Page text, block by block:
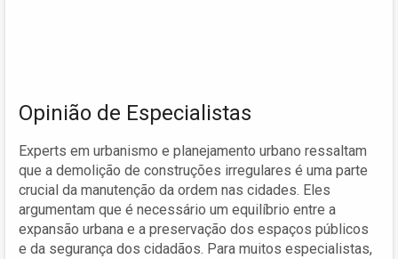
Opinião de Especialistas
Experts em urbanismo e planejamento urbano ressaltam
que a demolição de construções irregulares é uma parte
crucial da manutenção da ordem nas cidades. Eles
argumentam que é necessário um equilíbrio entre a
expansão urbana e a preservação dos espaços públicos
e da segurança dos cidadãos. Para muitos especialistas,